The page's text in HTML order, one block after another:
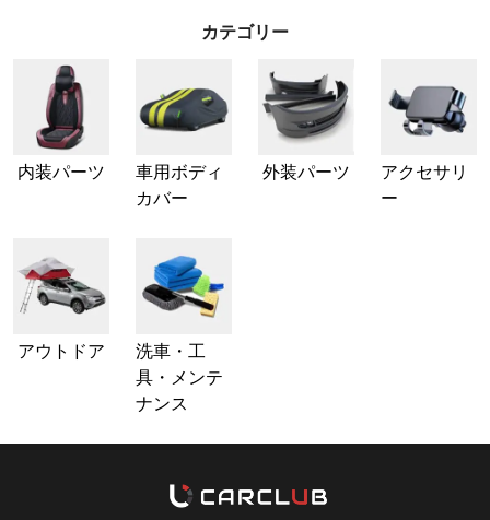
カテゴリー
内装パーツ
車用ボディ
カバー
外装パーツ
アクセサリ
ー
アウトドア
洗車・工
具・メンテ
ナンス